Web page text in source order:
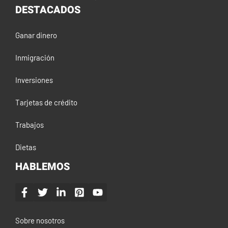
DESTACADOS
Ganar dinero
Inmigración
Inversiones
Tarjetas de crédito
Trabajos
Dietas
HABLEMOS
Sobre nosotros